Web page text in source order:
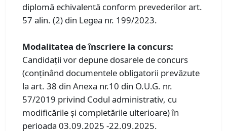
diplomă echivalentă conform prevederilor art.
57 alin. (2) din Legea nr. 199/2023.
Modalitatea de înscriere la concurs:
Candidații vor depune dosarele de concurs
(conținând documentele obligatorii prevăzute
la art. 38 din Anexa nr.10 din O.U.G. nr.
57/2019 privind Codul administrativ, cu
modificările și completările ulterioare) în
perioada 03.09.2025 -22.09.2025.